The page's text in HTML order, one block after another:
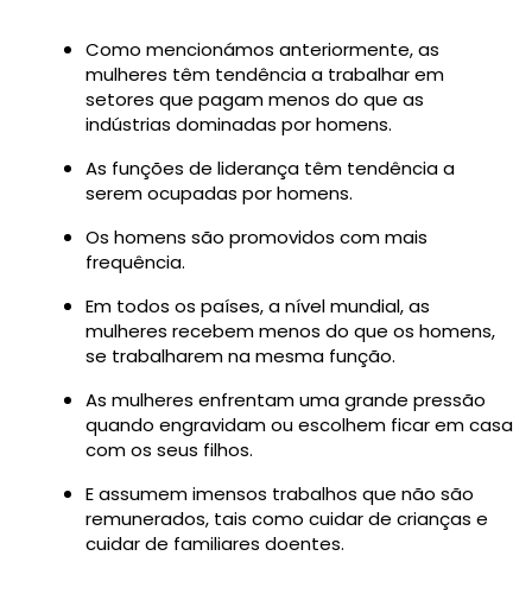
Como mencionámos anteriormente, as
mulheres têm tendência a trabalhar em
setores que pagam menos do que as
indústrias dominadas por homens.
As funções de liderança têm tendência a
serem ocupadas por homens.
Os homens são promovidos com mais
frequência.
Em todos os países, a nível mundial, as
mulheres recebem menos do que os homens,
se trabalharem na mesma função.
As mulheres enfrentam uma grande pressão
quando engravidam ou escolhem ficar em casa
com os seus filhos.
E assumem imensos trabalhos que não são
remunerados, tais como cuidar de crianças e
cuidar de familiares doentes.